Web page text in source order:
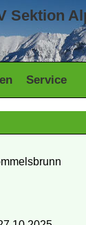
Sektion
Service